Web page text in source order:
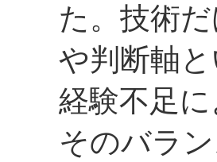
た。技術
や判断軸
経験不足
そのバラ